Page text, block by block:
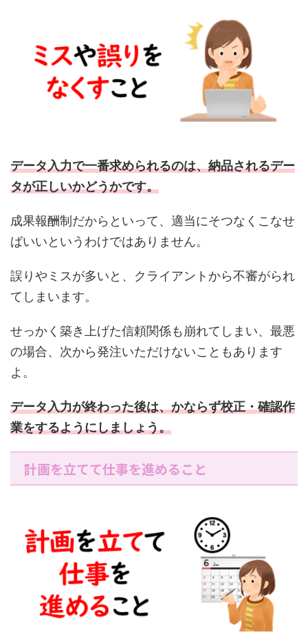
データ入力で一番求められるのは、納品されるデー
タが正しいかどうかです。
成果報酬制だからといって、適当にそつなくこなせ
ばいいというわけではありません。
誤りやミスが多いと、クライアントから不審がられ
てしまいます。
せっかく築き上げた信頼関係も崩れてしまい、最悪
の場合、次から発注いただけないこともあります
よ。
データ入力が終わった後は、かならず校正・確認作
業をするようにしましょう。
計画を立てて仕事を進めること